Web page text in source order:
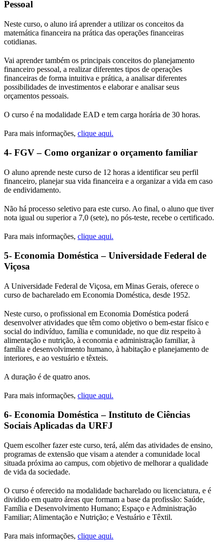
Pessoal
Neste curso, o aluno irá aprender a utilizar os conceitos da
matemática financeira na prática das operações financeiras
cotidianas.
Vai aprender também os principais conceitos do planejamento
financeiro pessoal, a realizar diferentes tipos de operações
financeiras de forma intuitiva e prática, a analisar diferentes
possibilidades de investimentos e elaborar e analisar seus
orçamentos pessoais.
O curso é na modalidade EAD e tem carga horária de 30 horas.
Para mais informações, clique aqui.
4- FGV – Como organizar o orçamento familiar
O aluno aprende neste curso de 12 horas a identificar seu perfil
financeiro, planejar sua vida financeira e a organizar a vida em caso
de endividamento.
Não há processo seletivo para este curso. Ao final, o aluno que tiver
nota igual ou superior a 7,0 (sete), no pós-teste, recebe o certificado.
Para mais informações, clique aqui.
5- Economia Doméstica – Universidade Federal de
Viçosa
A Universidade Federal de Viçosa, em Minas Gerais, oferece o
curso de bacharelado em Economia Doméstica, desde 1952.
Neste curso, o profissional em Economia Doméstica poderá
desenvolver atividades que têm como objetivo o bem-estar físico e
social do indivíduo, família e comunidade, no que diz respeito à
alimentação e nutrição, à economia e administração familiar, à
família e desenvolvimento humano, à habitação e planejamento de
interiores, e ao vestuário e têxteis.
A duração é de quatro anos.
Para mais informações, clique aqui.
6- Economia Doméstica – Instituto de Ciências
Sociais Aplicadas da URFJ
Quem escolher fazer este curso, terá, além das atividades de ensino,
programas de extensão que visam a atender a comunidade local
situada próxima ao campus, com objetivo de melhorar a qualidade
de vida da sociedade.
O curso é oferecido na modalidade bacharelado ou licenciatura, e é
dividido em quatro áreas que formam a base da profissão: Saúde,
Família e Desenvolvimento Humano; Espaço e Administração
Familiar; Alimentação e Nutrição; e Vestuário e Têxtil.
Para mais informações, clique aqui.